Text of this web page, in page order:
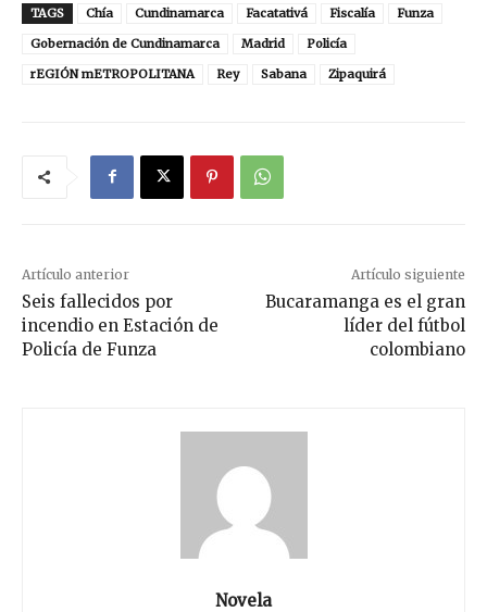
TAGS Chía Cundinamarca Facatativá Fiscalía
Funza
Gobernación de Cundinamarca
Madrid
Policía
rEGIÓN mETROPOLITANA
Rey Sabana Zipaquirá
Artículo anterior
Seis fallecidos por
incendio en Estación de
Policía de Funza
Artículo siguiente
Bucaramanga es el gran
líder del fútbol
colombiano
Novela